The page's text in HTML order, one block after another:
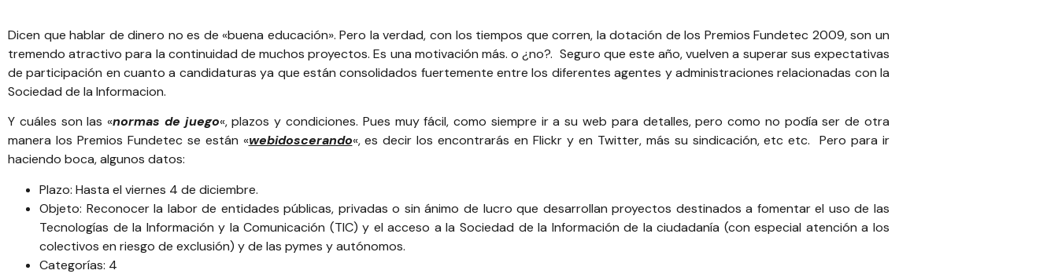
Dicen que hablar de dinero no es de «buena educación». Pero la verdad, con los tiempos que corren, la dotación de los Premios Fundetec 2009, son un
tremendo atractivo para la continuidad de muchos proyectos. Es una motivación más. o ¿no?. Seguro que este año, vuelven a superar sus expectativas
de participación en cuanto a candidaturas ya que están consolidados fuertemente entre los diferentes agentes y administraciones relacionadas con la
Sociedad de la Informacion.
Y cuáles son las «normas de juego«, plazos y condiciones. Pues muy fácil, como siempre ir a suweb para detalles, pero como no podía ser de otra
manera los Premios Fundetec se están «webidoscerando«, es decir los encontrarás en Flickr y en Twitter, más su sindicación, etc etc. Pero para ir
haciendo boca, algunos datos:
Plazo: Hasta el viernes 4 de diciembre.
Objeto: Reconocer la labor de entidades públicas, privadas o sin ánimo de lucro que desarrollan proyectos destinados a fomentar el uso de las
Tecnologías de la Información y la Comunicación (TIC) y el acceso a la Sociedad de la Información de la ciudadanía (con especial atención a los
colectivos en riesgo de exclusión) y de las pymes y autónomos.
Categorías: 4